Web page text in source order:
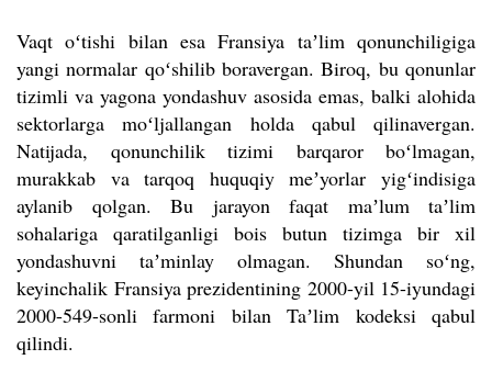
Vaqt oʻtishi bilan esa Fransiya taʼlim qonunchiligiga
yangi normalar qoʻshilib boravergan. Biroq, bu qonunlar
tizimli va yagona yondashuv asosida emas, balki alohida
sektorlarga moʻljallangan holda qabul qilinavergan.
Natijada, qonunchilik tizimi barqaror boʻlmagan,
murakkab va tarqoq huquqiy meʼyorlar yigʻindisiga
aylanib qolgan. Bu jarayon faqat maʼlum taʼlim
sohalariga qaratilganligi bois butun tizimga bir xil
yondashuvni taʼminlay olmagan. Shundan soʻng,
keyinchalik Fransiya prezidentining 2000-yil 15-iyundagi
2000-549-sonli farmoni bilan Taʼlim kodeksi qabul
qilindi.